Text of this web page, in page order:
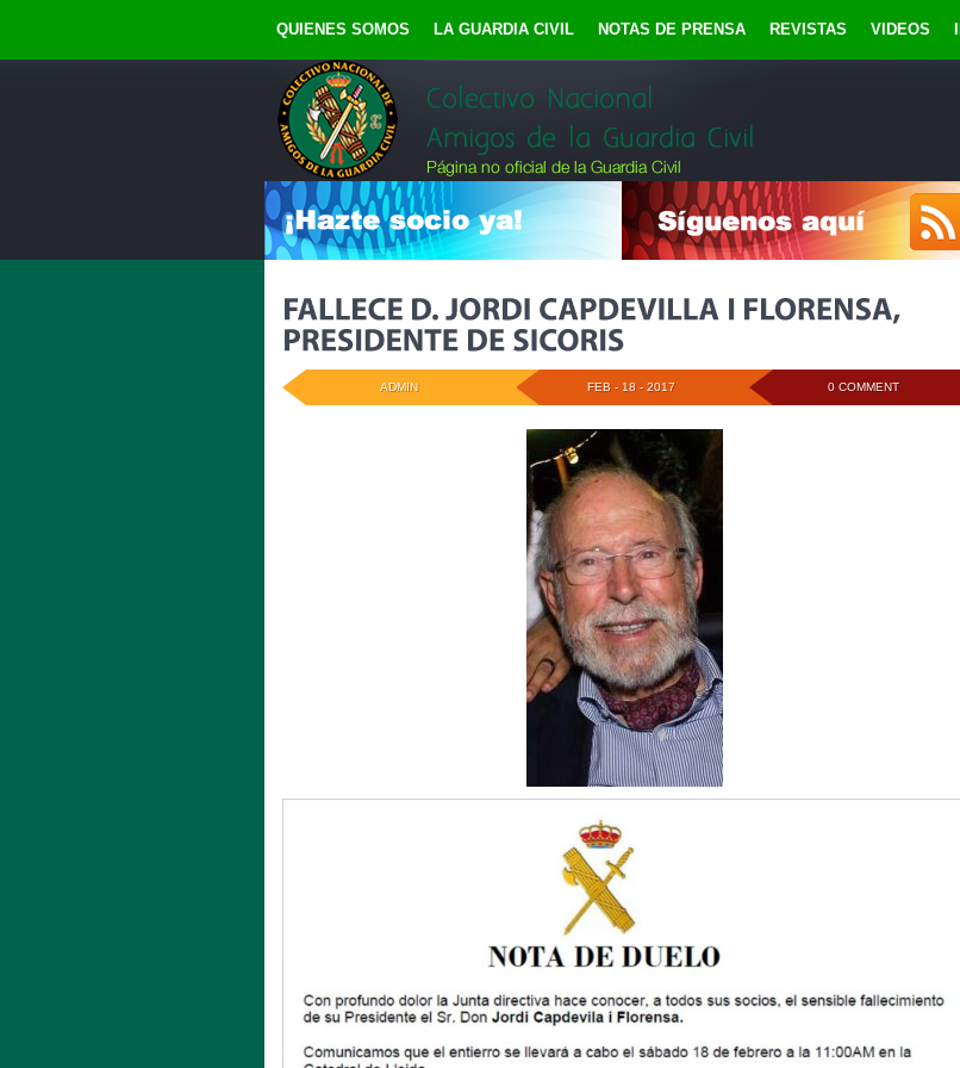
QUIENES SOMOS LA GUARDIA CIVIL NOTAS DE PRENSA REVISTAS VIDEOS
0 COMMENT
FEB - 18 - 2017
ADMIN